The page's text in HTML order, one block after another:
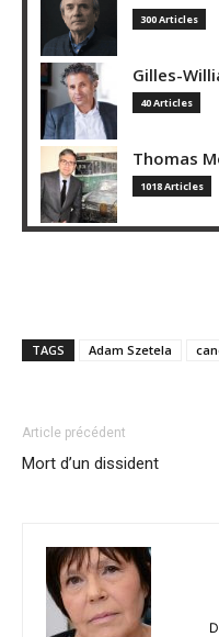
300 Articles
Gilles-
40 Articles
Thomas
1018 Articles
TAGS Adam Szetela
Article précédent
Mort d’un dissident